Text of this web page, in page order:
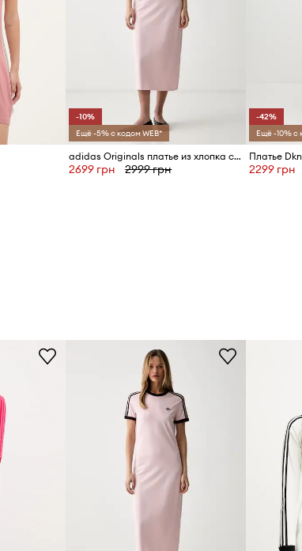
-10%
Ещё -5% с кодом WEB*
adidas Originals платье из хлопка с эластаном
2699 грн 2999 грн
-42%
Ещё -10% с
Платье
2299 грн